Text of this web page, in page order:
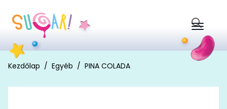
Search
for:
Kezdőlap Egyéb PINA COLADA